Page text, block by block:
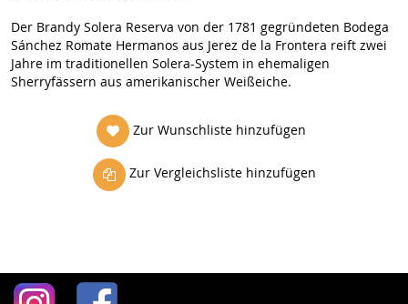
Der Brandy Solera Reserva von der 1781 gegründeten Bodega
Sánchez Romate Hermanos aus Jerez de la Frontera reift zwei
Jahre im traditionellen Solera-System in ehemaligen
Sherryfässern aus amerikanischer Weißeiche.
Zur Wunschliste hinzufügen
Zur Vergleichsliste hinzufügen